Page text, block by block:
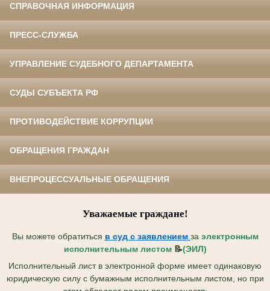
СПРАВОЧНАЯ ИНФОРМАЦИЯ
ПРЕСС-СЛУЖБА
УПРАВЛЕНИЕ СУДЕБНОГО ДЕПАРТАМЕНТА
СУДЫ СУБЪЕКТА РФ
ПРОТИВОДЕЙСТВИЕ КОРРУПЦИИ
ОБРАЩЕНИЯ ГРАЖДАН
ВНЕПРОЦЕССУАЛЬНЫЕ ОБРАЩЕНИЯ
Уважаемые граждане!
Вы можете обратиться в суд с заявлением за электронным
исполнительным листом 📝(ЭИЛ)
Исполнительный лист в электронной форме имеет одинаковую
юридическую силу с бумажным исполнительным листом, но при